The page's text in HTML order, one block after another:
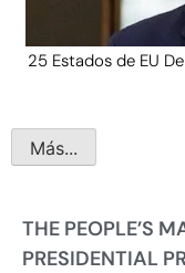
25 Estados de EU
Más...
THE PEOPLE’S
PRESIDENTIAL